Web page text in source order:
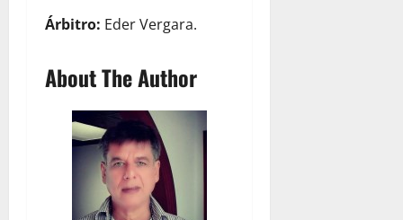
Árbitro: Eder Vergara.
About The Author